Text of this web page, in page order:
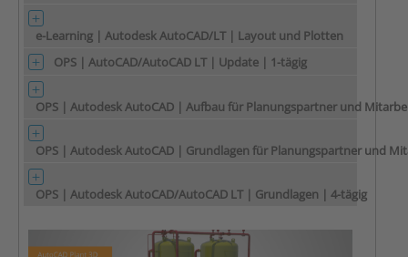
e-Learning | Autodesk AutoCAD/LT | Layout und Plotten
OPS | AutoCAD/AutoCAD LT | Update | 1-tägig
OPS | Autodesk AutoCAD | Aufbau für Planungspartner und
OPS | Autodesk AutoCAD | Grundlagen für Planungspartner und
OPS | Autodesk AutoCAD/AutoCAD LT | Grundlagen | 4-tägig